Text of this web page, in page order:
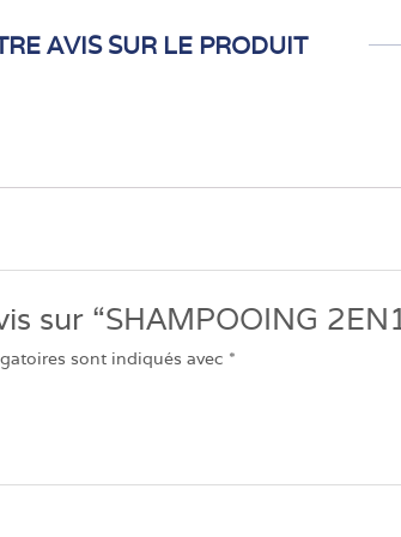
AVIS SUR LE PRODUIT
sur “SHAMPOOING
sont indiqués avec *